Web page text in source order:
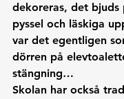
dekoreras, det bjuds
pyssel och läskiga
var det egentligen
dörren på
stängning…
Skolan har också